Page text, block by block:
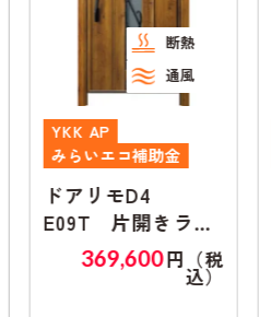
断熱
通風
YKK AP
みらいエコ補助金
ドアリモD4
E09T 片開きラン
マ無し369,600円（税
込）